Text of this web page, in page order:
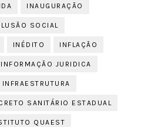
INAUGURAÇÃO
SOCIAL
INÉDITO INFLAÇÃO
INFORMAÇÃO JURIDICA
INFRAESTRUTURA
SANITÁRIO ESTADUAL
QUAEST